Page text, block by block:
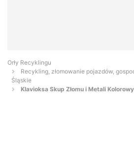
Orły Recyklingu
Recykling, złomowanie pojazdów,
Śląskie
Klavioksa Skup Złomu i Metali